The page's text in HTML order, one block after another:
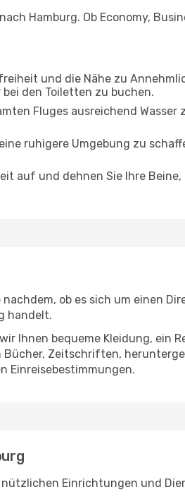
Hamburg. Ob Economy,
und die Nähe zu
den Toiletten zu buchen.
Fluges ausreichend
ruhigere Umgebung zu
auf und dehnen Sie Ihre
ob es sich um einen
handelt.
Ihnen bequeme Kleidung, ein
Zeitschriften,
Einreisebestimmungen.
Einrichtungen und